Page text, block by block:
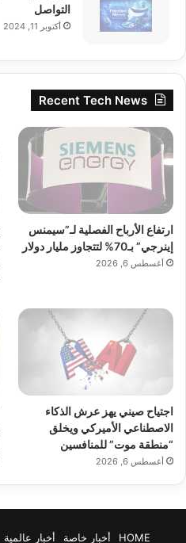
التواصل
أكتوبر 11, 2024
Recent Tech News
ارتفاع الأرباح الفصلية لـ”سيمنس
إينرجي” بـ70% لتتجاوز مليار دولار
أغسطس 6, 2026
اجتياح صيني يهز عرش الذكاء
الاصطناعي الأميركي ويخلق
“منطقة موت” للمنافسين
أغسطس 6, 2026
HOME أخبار خاصة أخبار عالمية